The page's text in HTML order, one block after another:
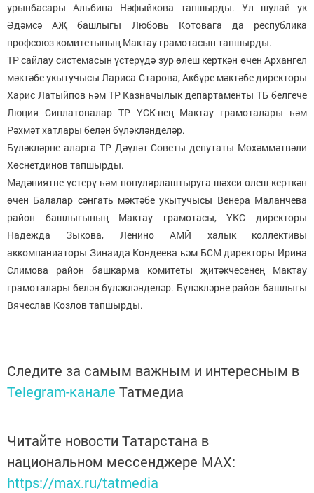
урынбасары Альбина Нәфыйкова тапшырды. Ул шулай ук
Әдәмсә АҖ башлыгы Любовь Котовага да республика
профсоюз комитетының Мактау грамотасын тапшырды.
ТР сайлау системасын үстерүдә зур өлеш керткән өчен Архангел
мәктәбе укытучысы Лариса Старова, Акбүре мәктәбе директоры
Харис Латыйпов һәм ТР Казначылык департаменты ТБ белгече
Люция Сиплатовалар ТР ҮСК-нең Мактау грамоталары һәм
Рәхмәт хатлары белән бүләкләнделәр.
Бүләкләрне аларга ТР Дәүләт Советы депутаты Мөхәммәтвәли
Хөснетдинов тапшырды.
Мәдәниятне үстерү һәм популярлаштыруга шәхси өлеш керткән
өчен Балалар сәнгать мәктәбе укытучысы Венера Маланчева
район башлыгының Мактау грамотасы, ҮКС директоры
Надежда Зыкова, Ленино АМЙ халык коллективы
аккомпаниаторы Зинаида Кондеева һәм БСМ директоры Ирина
Слимова район башкарма комитеты җитәкчесенең Мактау
грамоталары белән бүләкләнделәр. Бүләкләрне район башлыгы
Вячеслав Козлов тапшырды.
Следите за самым важным и интересным в
Telegram-канале Татмедиа
Читайте новости Татарстана в
национальном мессенджере MАХ:
https://max.ru/tatmedia